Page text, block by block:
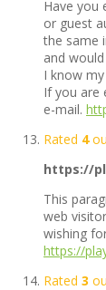
Have you
or guest
the same
and
I know
If you are
e-mail.
Rated 4
https://
This
web
wishing
https://
Rated 3